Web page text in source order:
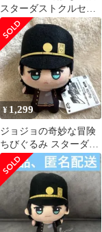
スターダストクルセイ
ダース ちびぐるみ ポル
ナレフ
¥ 1,299
ジョジョの奇妙な冒険
ちびぐるみ スターダス
トクルセイダース 空条
承太郎